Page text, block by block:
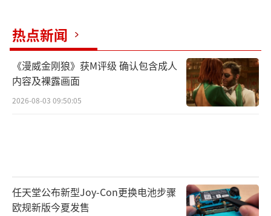
热点新闻
《漫威金刚狼》获M评级 确认包含成人
内容及裸露画面
2026-08-03 09:50:05
任天堂公布新型Joy-Con更换电池步骤
欧规新版今夏发售